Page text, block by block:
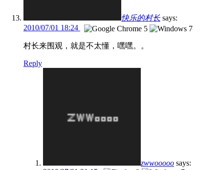
快乐的村长 says:
2010/07/01 18:24
村长来围观，就是不太懂，嘿嘿。。
Reply
zwwooooo says: